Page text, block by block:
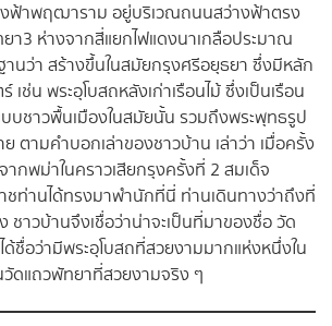
ฟ้าพฤฒาราม อยู่บริเวณถนนสว่างฟ้าตรง
ยา3 ห่างจากสี่แยกไฟแดงนาเกลือประมาณ
นว่า สร้างขึ้นในสมัยกรุงศรีอยุธยา ซึ่งมีหลัก
เช่น พระอุโบสถหลังเก่าเรือนไม้ ซึ่งเป็นเรือน
บบชาวพื้นเมืองในสมัยนั้น รวมถึงพระพุทธรูป
ตามคำบอกเล่าของชาวบ้าน เล่าว่า เมื่อครั้ง
กพม่าในคราวเสียกรุงครั้งที่ 2 สมเด็จ
ชท่านได้ทรงมาพำนักที่นี่ ท่านเดินทางว่าถึงที่
ชาวบ้านจึงเชื่อว่าน่าจะเป็นที่มาของชื่อ วัด
ชื่อว่ามีพระอุโบสถที่สวยงามมากแห่งหนึ่งใน
ดแถวพัทยาที่สวยงามจริง ๆ